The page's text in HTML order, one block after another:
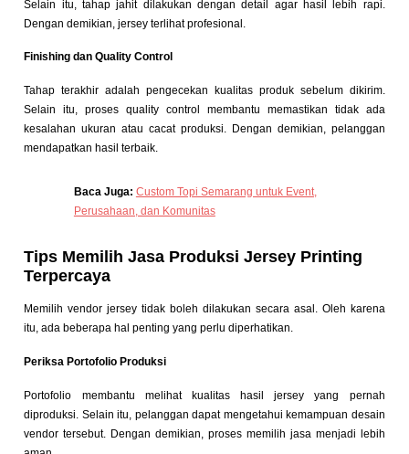
Selain itu, tahap jahit dilakukan dengan detail agar hasil lebih rapi.
Dengan demikian, jersey terlihat profesional.
Finishing dan Quality Control
Tahap terakhir adalah pengecekan kualitas produk sebelum dikirim.
Selain itu, proses quality control membantu memastikan tidak ada
kesalahan ukuran atau cacat produksi. Dengan demikian, pelanggan
mendapatkan hasil terbaik.
Baca Juga: Custom Topi Semarang untuk Event,
Perusahaan, dan Komunitas
Tips Memilih Jasa Produksi Jersey Printing
Terpercaya
Memilih vendor jersey tidak boleh dilakukan secara asal. Oleh karena
itu, ada beberapa hal penting yang perlu diperhatikan.
Periksa Portofolio Produksi
Portofolio membantu melihat kualitas hasil jersey yang pernah
diproduksi. Selain itu, pelanggan dapat mengetahui kemampuan desain
vendor tersebut. Dengan demikian, proses memilih jasa menjadi lebih